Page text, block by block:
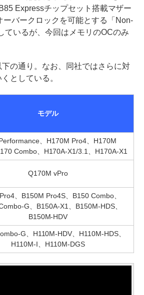
Expressチップセット搭載マザー
ーバークロックを可能とする「Non-
ているが、今回はメモリのOCのみ
の通り。なお、同社ではさらに対
としている。
モデル
、H170M Pro4、H170M
Combo、H170A-X1/3.1、H170A-X1
Q170M vPro
、B150M Pro4S、B150 Combo、
G、B150A-X1、B150M-HDS、
B150M-HDV
G、H110M-HDV、H110M-HDS、
H110M-I、H110M-DGS